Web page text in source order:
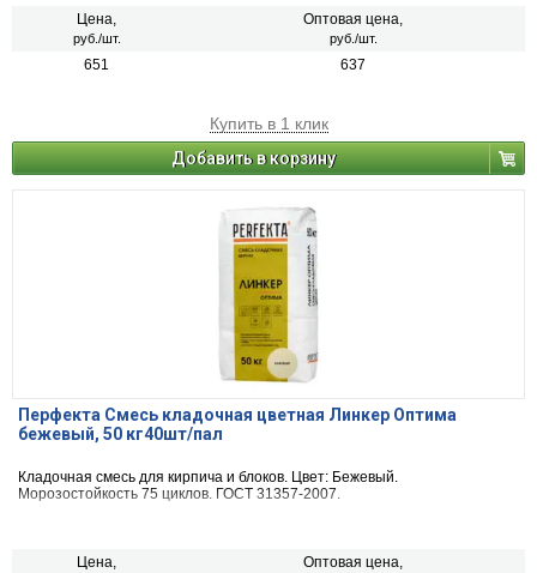
Цена,
руб./шт.
Оптовая цена,
руб./шт.
651 637
Купить в 1 клик
Добавить в корзину
Перфекта Смесь кладочная цветная Линкер Оптима
бежевый, 50 кг40шт/пал
Кладочная смесь для кирпича и блоков. Цвет: Бежевый.
Морозостойкость 75 циклов. ГОСТ 31357-2007.
Цена, Оптовая цена,